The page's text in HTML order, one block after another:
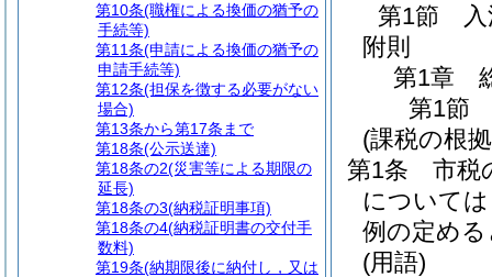
第1節
附則
第1章
第1節
(課税の根
第1条
市税
について
例の定め
(用語)
第10条(職権による換価の猶予の
手続等)
第11条(申請による換価の猶予の
申請手続等)
第12条(担保を徴する必要がない
場合)
第13条から第17条まで
第18条(公示送達)
第18条の2(災害等による期限の
延長)
第18条の3(納税証明事項)
第18条の4(納税証明書の交付手
数料)
第19条(納期限後に納付し，又は